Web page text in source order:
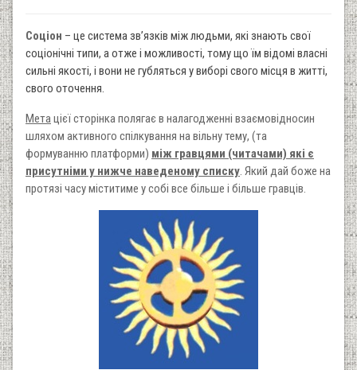
Соціон – це система зв’язків між людьми, які знають свої
соціонічні типи, а отже і можливості, тому що їм відомі власні
сильні якості, і вони не губляться у виборі свого місця в житті,
свого оточення.
​Метацієї сторінка полягає в налагодженні взаємовідносин
шляхом активного спілкування на вільну тему, (та
формуванню платформи) між гравцями (читачами) які є
присутніми у нижче наведеному списку. Який дай боже на
протязі часу міститиме у собі все більше і більше гравців.